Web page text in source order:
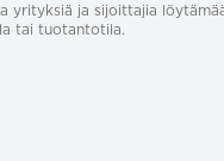
yrityksiä ja sijoittajia
tai tuotantotila.